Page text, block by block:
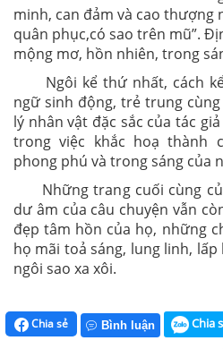
minh, can đảm và cao thượng
quân phục,có sao trên mũ”.
mộng mơ, hồn nhiên, trong
Ngôi kể thứ nhất, cách kể
ngữ sinh động, trẻ trung
lý nhân vật đặc sắc của tác
trong việc khắc hoạ thành
phong phú và trong sáng của
Những trang cuối cùng
dư âm của câu chuyện vẫn
đẹp tâm hồn của họ, những
họ mãi toả sáng, lung linh,
ngôi sao xa xôi.
Chia sẻ Bình luận Chia